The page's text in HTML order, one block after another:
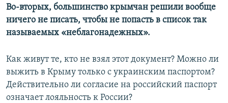
Во-вторых, большинство крымчан решили вообще
ничего не писать, чтобы не попасть в список так
называемых «неблагонадежных».
Как живут те, кто не взял этот документ? Можно ли
выжить в Крыму только с украинским паспортом?
Действительно ли согласие на российский паспорт
означает лояльность к России?